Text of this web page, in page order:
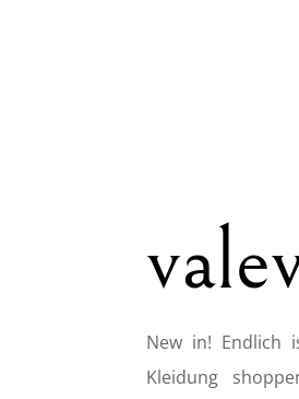
New in! Endlich
Kleidung